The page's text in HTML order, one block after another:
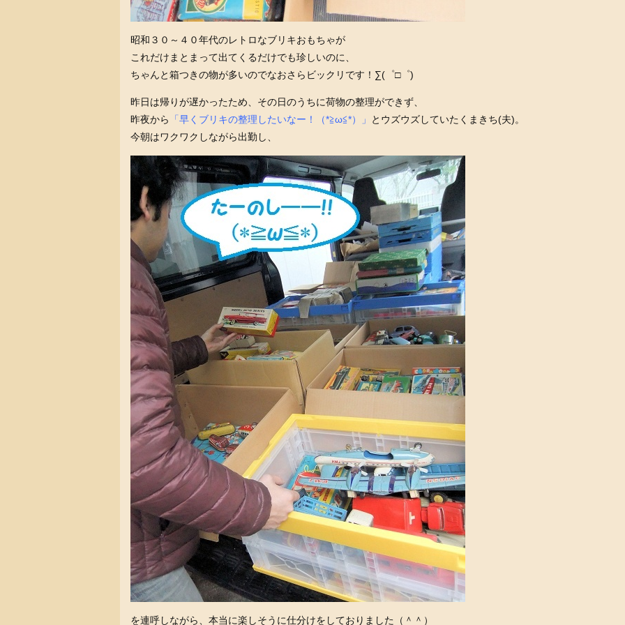
昭和３０～４０年代のレトロなブリキおもちゃが
これだけまとまって出てくるだけでも珍しいのに、
ちゃんと箱つきの物が多いのでなおさらビックリです！∑(゜□゜)
昨日は帰りが遅かったため、その日のうちに荷物の整理ができず、
昨夜から
「早くブリキの整理したいなー！（*≧ω≦*）」
とウズウズしていたくまきち(夫)。
今朝はワクワクしながら出勤し、
を連呼しながら、本当に楽しそうに仕分けをしておりました（＾＾）